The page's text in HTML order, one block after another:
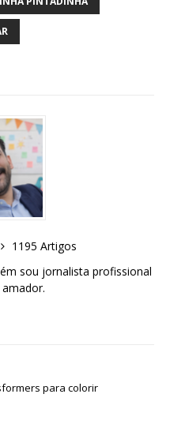
1195 Artigos
sou jornalista profissional
para colorir